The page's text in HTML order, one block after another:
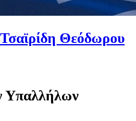
Θεόδωρου
Υπαλλήλων